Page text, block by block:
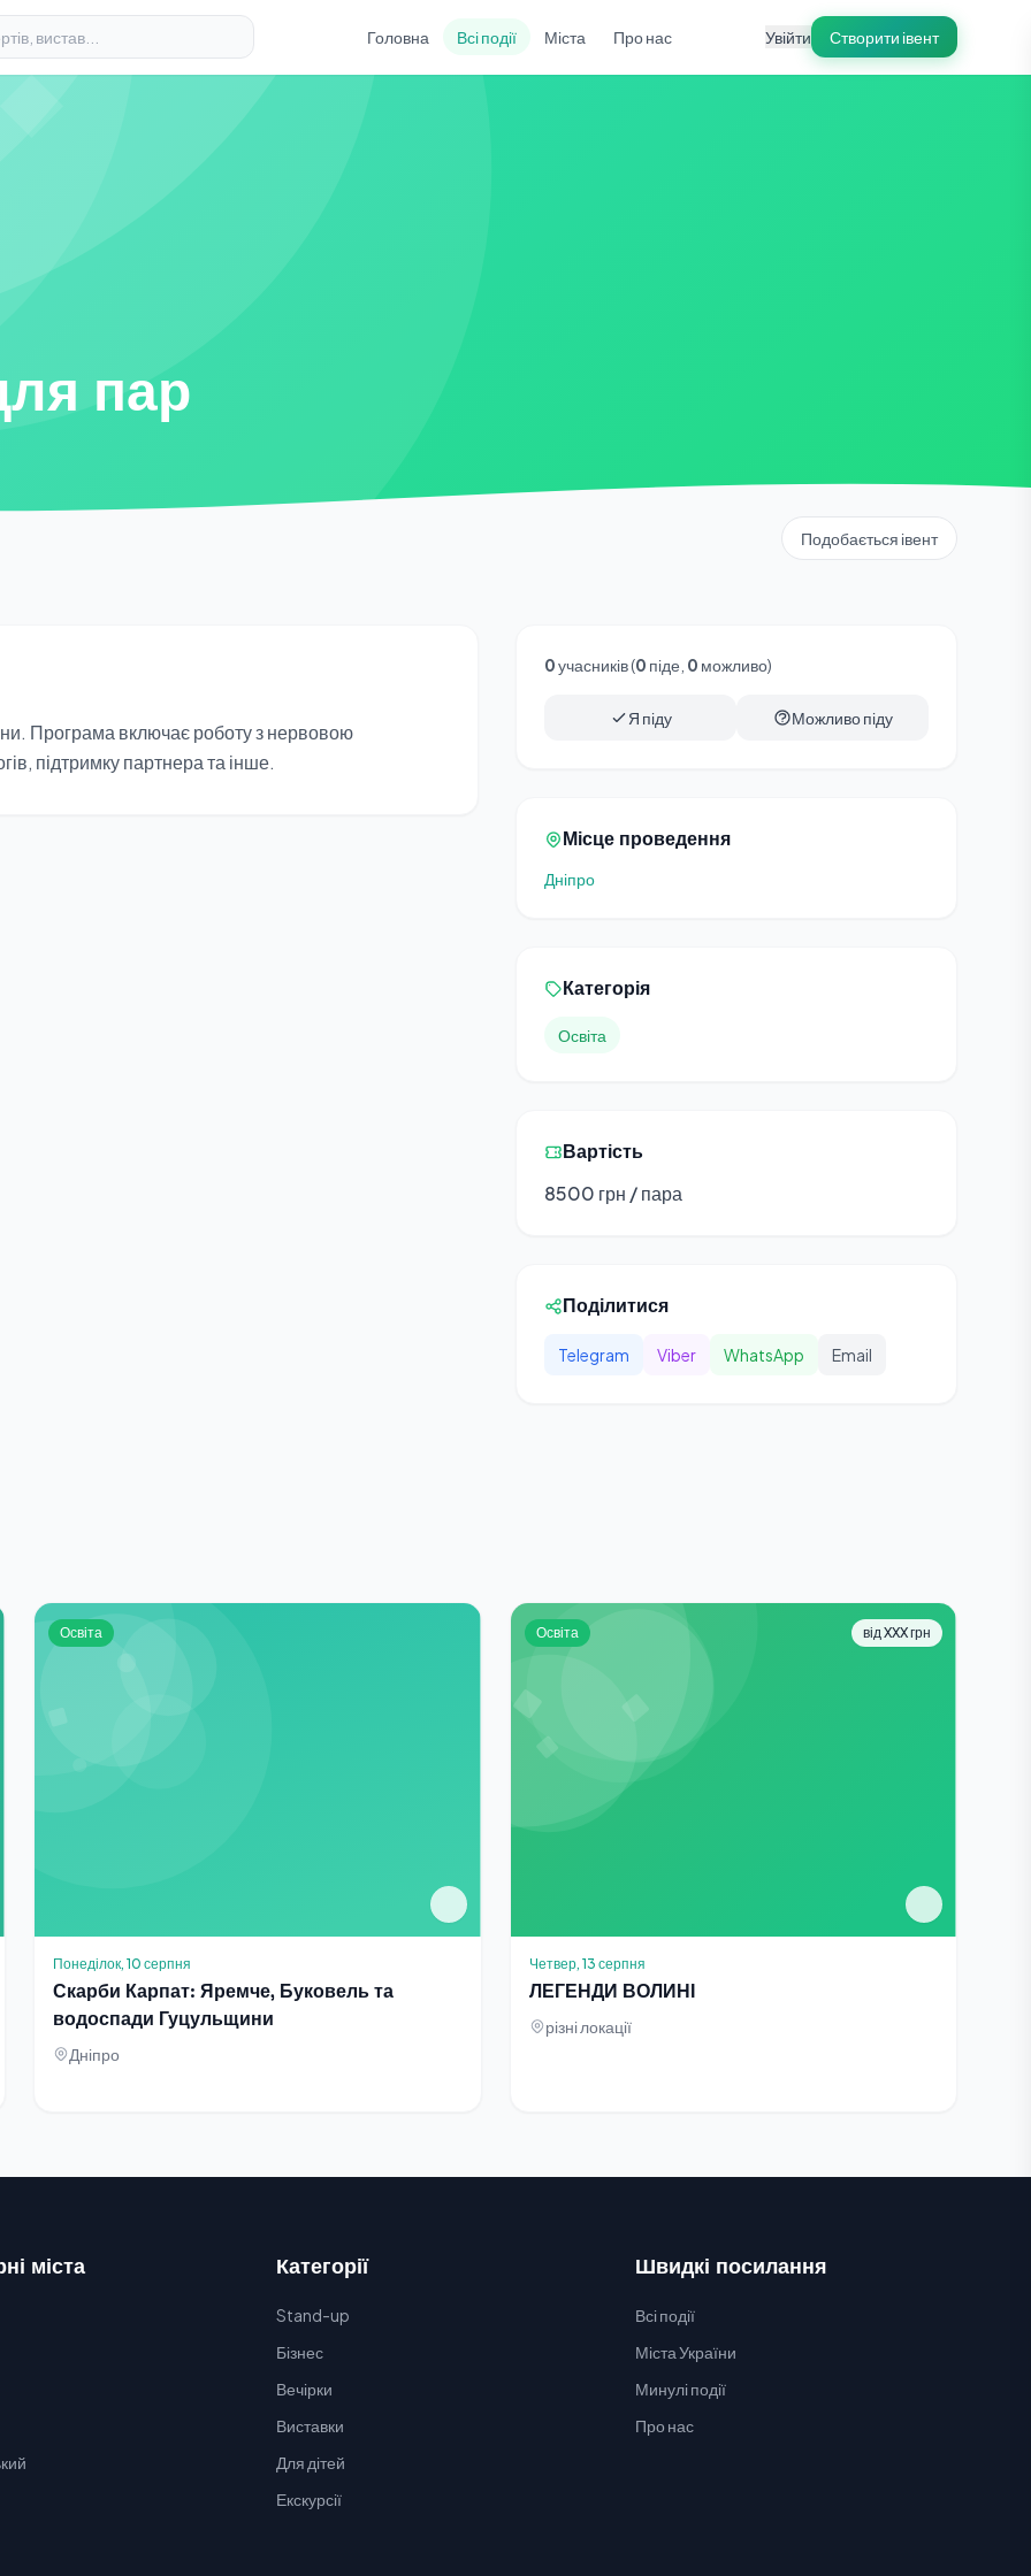
Головна Всі події Міста Про нас Увійти Створити івент
пар
Подобається івент
Програма включає роботу з нервовою
підтримку партнера та інше.
0учасників (0 піде, 0 можливо)
Я піду Можливо піду
Місце проведення
Дніпро
Категорія
Освіта
Вартість
8500 грн / пара
Поділитися
Telegram Viber WhatsApp Email
Освіта
Понеділок, 10 серпня
Скарби Карпат: Яремче, Буковель та
водоспади Гуцульщини
Дніпро
Освіта від XXX грн
Четвер, 13 серпня
ЛЕГЕНДИ ВОЛИНІ
різні локації
міста Категорії
Stand-up
Бізнес
Вечірки
Виставки
Для дітей
Екскурсії
Швидкі посилання
Всі події
Міста України
Минулі події
Про нас